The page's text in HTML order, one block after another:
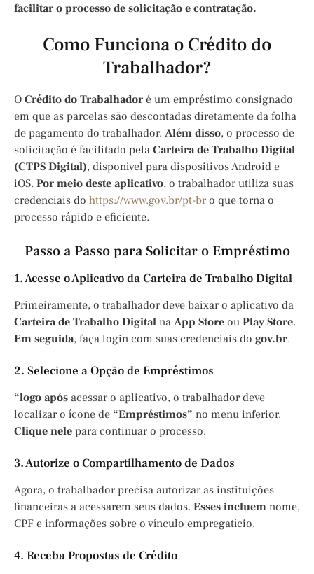
facilitar o processo de solicitação e contratação.
Como Funciona o Crédito do
Trabalhador?
O Crédito do Trabalhador é um empréstimo consignado
em que as parcelas são descontadas diretamente da folha
de pagamento do trabalhador. Além disso, o processo de
solicitação é facilitado pela Carteira de Trabalho Digital
(CTPS Digital), disponível para dispositivos Android e
iOS. Por meio deste aplicativo, o trabalhador utiliza suas
credenciais do https://www.gov.br/pt-br o que torna o
processo rápido e eficiente.
Passo a Passo para Solicitar o Empréstimo
1. Acesse o Aplicativo da Carteira de Trabalho Digital
Primeiramente, o trabalhador deve baixar o aplicativo da
Carteira de Trabalho Digital na App Store ou Play Store.
Em seguida, faça login com suas credenciais do gov.br.
2. Selecione a Opção de Empréstimos
“logo após acessar o aplicativo, o trabalhador deve
localizar o ícone de “Empréstimos” no menu inferior.
Clique nele para continuar o processo.
3. Autorize o Compartilhamento de Dados
Agora, o trabalhador precisa autorizar as instituições
financeiras a acessarem seus dados. Esses incluem nome,
CPF e informações sobre o vínculo empregatício.
4. Receba Propostas de Crédito